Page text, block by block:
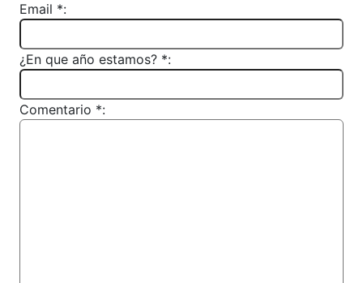
Email *:
¿En que año estamos? *:
Comentario *: